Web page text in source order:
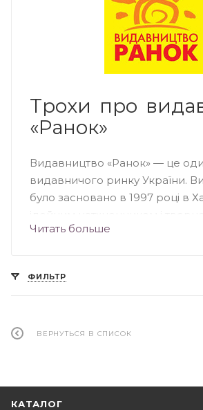
Трохи про
«Ранок»
Видавництво «Ранок» — це
видавничого ринку України.
було засновано в 1997 році в
ідейним натхненником і
Круглов — експерт
створення книг, адже
співпраці та спільної
своєю мальовничістю і стилем.
Читать больше
ФИЛЬТР
ВЕРНУТЬСЯ В СПИСОК
КАТАЛОГ